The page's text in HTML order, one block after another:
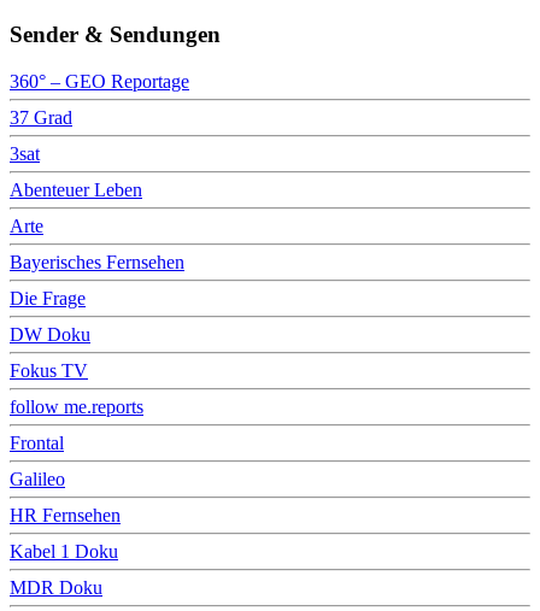
Sender & Sendungen
360° – GEO Reportage
37 Grad
3sat
Abenteuer Leben
Arte
Bayerisches Fernsehen
Die Frage
DW Doku
Fokus TV
follow me.reports
Frontal
Galileo
HR Fernsehen
Kabel 1 Doku
MDR Doku